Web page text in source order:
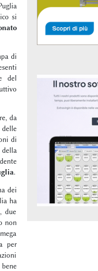
si
di
del
da
di
.
dei
ha
due
non
per